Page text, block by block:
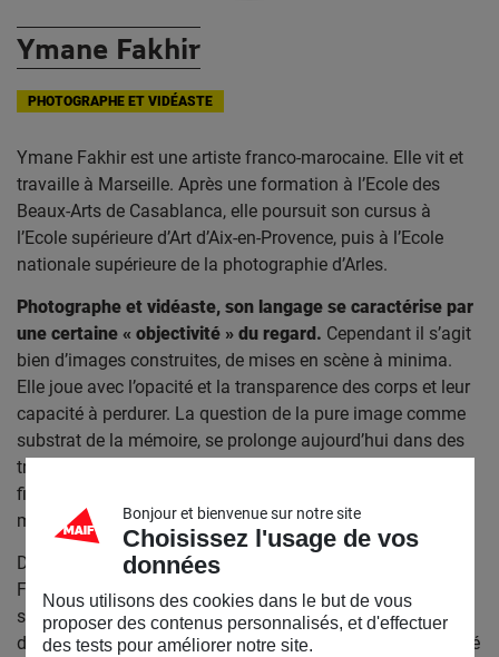
Ymane Fakhir
PHOTOGRAPHE ET VIDÉASTE
Ymane Fakhir est une artiste franco-marocaine. Elle vit et
travaille à Marseille. Après une formation à l’Ecole des
Beaux-Arts de Casablanca, elle poursuit son cursus à
l’Ecole supérieure d’Art d’Aix-en-Provence, puis à l’Ecole
nationale supérieure de la photographie d’Arles.
Photographe et vidéaste, son langage se caractérise par
une certaine « objectivité » du regard. Cependant il s’agit
bien d’images construites, de mises en scène à minima.
Elle joue avec l’opacité et la transparence des corps et leur
capacité à perdurer. La question de la pure image comme
substrat de la mémoire, se prolonge aujourd’hui dans des
travaux sérigraphiques et des objets conceptuels visant à
figurer, à matérialiser des situations et des constructions
mentales non représentables.
Dans le monde discret mais jamais silencieux d’Ymane
Fakhir, les objets semblent au repos. Ils oscillent entre
souvenirs et espoirs et nous contemplent. En choisissant
de regarder avec tendresse mais aussi une certaine cruauté
Bonjour et bienvenue sur notre site
Choisissez l'usage de vos
données
Nous utilisons des cookies dans le but de vous
proposer des contenus personnalisés, et d'effectuer
des tests pour améliorer notre site.